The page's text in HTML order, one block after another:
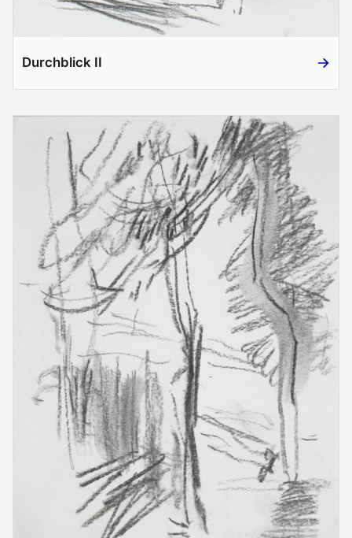
Durchblick II